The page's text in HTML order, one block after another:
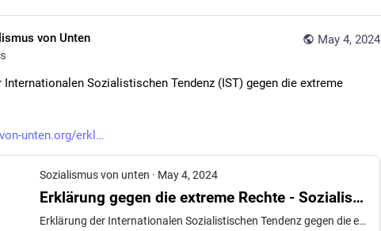
May 4, 2024
von Unten
Internationalen Sozialistischen Tendenz (IST) gegen die extreme
unten.org/erkl
Sozialismus von unten · May 4, 2024
Erklärung gegen die extreme Rechte - Sozialismus von unten
Erklärung der Internationalen Sozialistischen Tendenz gegen die extreme Rechte